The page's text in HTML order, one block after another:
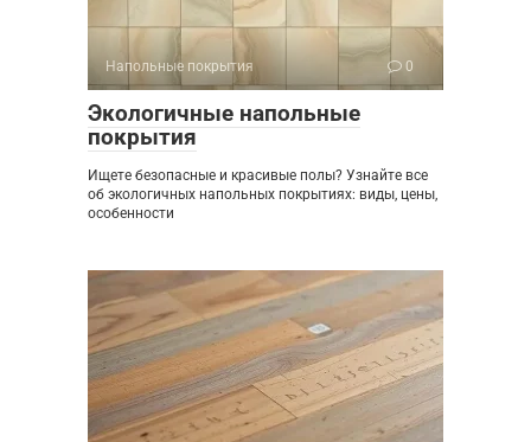
Напольные покрытия 0
Экологичные напольные
покрытия
Ищете безопасные и красивые полы? Узнайте все
об экологичных напольных покрытиях: виды, цены,
особенности